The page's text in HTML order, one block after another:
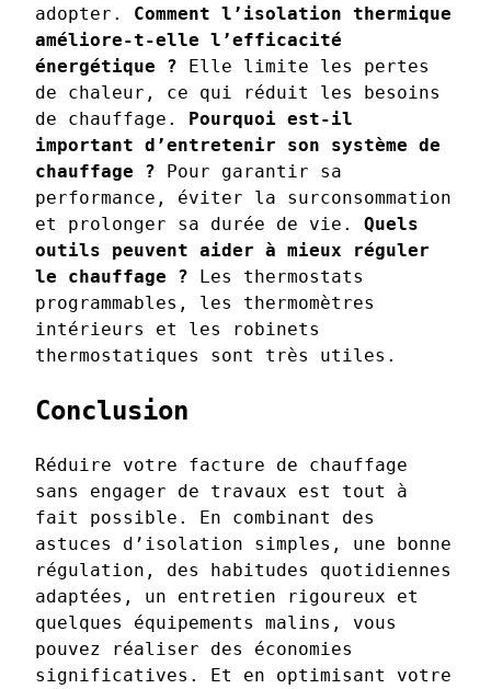
adopter. Comment l’isolation thermique
améliore-t-elle l’efficacité
énergétique ? Elle limite les pertes
de chaleur, ce qui réduit les besoins
de chauffage. Pourquoi est-il
important d’entretenir son système de
chauffage ? Pour garantir sa
performance, éviter la surconsommation
et prolonger sa durée de vie. Quels
outils peuvent aider à mieux réguler
le chauffage ? Les thermostats
programmables, les thermomètres
intérieurs et les robinets
thermostatiques sont très utiles.
Conclusion
Réduire votre facture de chauffage
sans engager de travaux est tout à
fait possible. En combinant des
astuces d’isolation simples, une bonne
régulation, des habitudes quotidiennes
adaptées, un entretien rigoureux et
quelques équipements malins, vous
pouvez réaliser des économies
significatives. Et en optimisant votre